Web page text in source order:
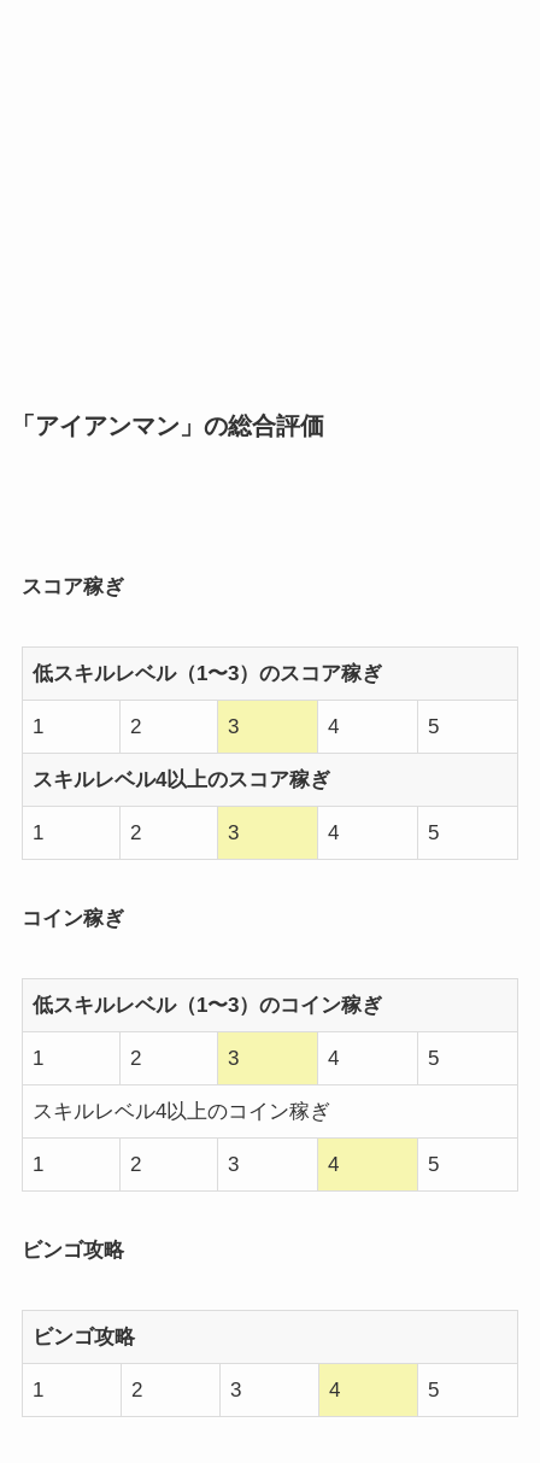
「アイアンマン」の総合評価
スコア稼ぎ
低スキルレベル（1〜3）のスコア稼ぎ
1 2 3 4 5
スキルレベル4以上のスコア稼ぎ
1 2 3 4 5
コイン稼ぎ
低スキルレベル（1〜3）のコイン稼ぎ
1 2 3 4 5
スキルレベル4以上のコイン稼ぎ
1 2 3 4 5
ビンゴ攻略
ビンゴ攻略
1 2 3 4 5